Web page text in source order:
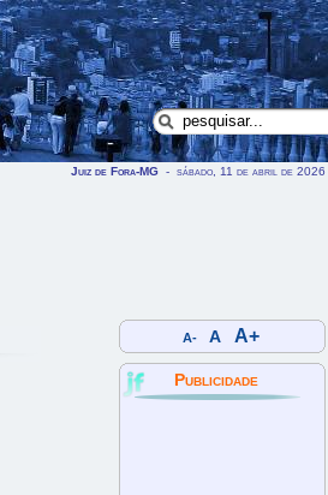
Juiz de Fora-MG - sábado, 11 de abril de 2026
A- A A+
Publicidade